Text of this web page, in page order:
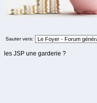
Sauter vers:
les JSP une garderie ?